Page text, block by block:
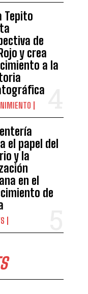
Tepito
de
y crea
a la
el papel del
y la
en el
de